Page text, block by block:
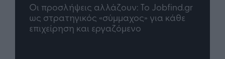
TP Greece: Πώς διαμορφώνεται το
μέλλον του Insurance στην εποχή του AI